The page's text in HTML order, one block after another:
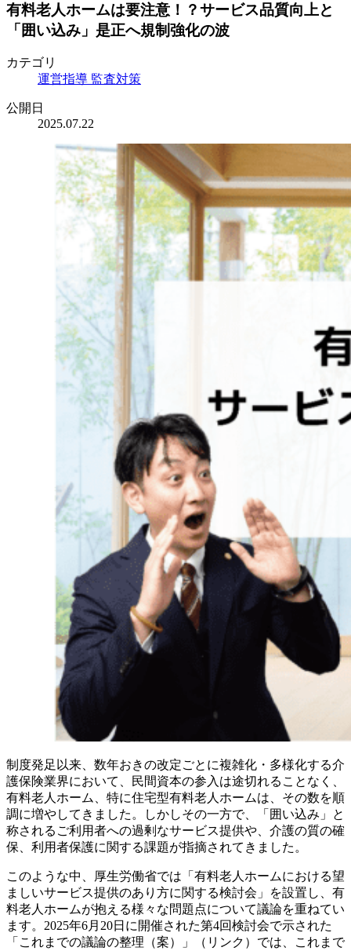
有料老人ホームは要注意！？サービス品質向上と
「囲い込み」是正へ規制強化の波
カテゴリ
運営指導 監査対策
公開日
2025.07.22
制度発足以来、数年おきの改定ごとに複雑化・多様化する介
護保険業界において、民間資本の参入は途切れることなく、
有料老人ホーム、特に住宅型有料老人ホームは、その数を順
調に増やしてきました。しかしその一方で、「囲い込み」と
称されるご利用者への過剰なサービス提供や、介護の質の確
保、利用者保護に関する課題が指摘されてきました。
このような中、厚生労働省では「有料老人ホームにおける望
ましいサービス提供のあり方に関する検討会」を設置し、有
料老人ホームが抱える様々な問題点について議論を重ねてい
ます。2025年6月20日に開催された第4回検討会で示された
「これまでの議論の整理（案）」（リンク）では、これまで